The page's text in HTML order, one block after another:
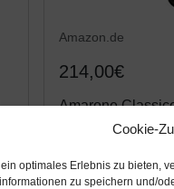
Cookie-
optimales Erlebnis zu bieten,
zu speichern und/
Amazon.de
214,00€
Amarone
Veneto, Corvina,
Amazon /